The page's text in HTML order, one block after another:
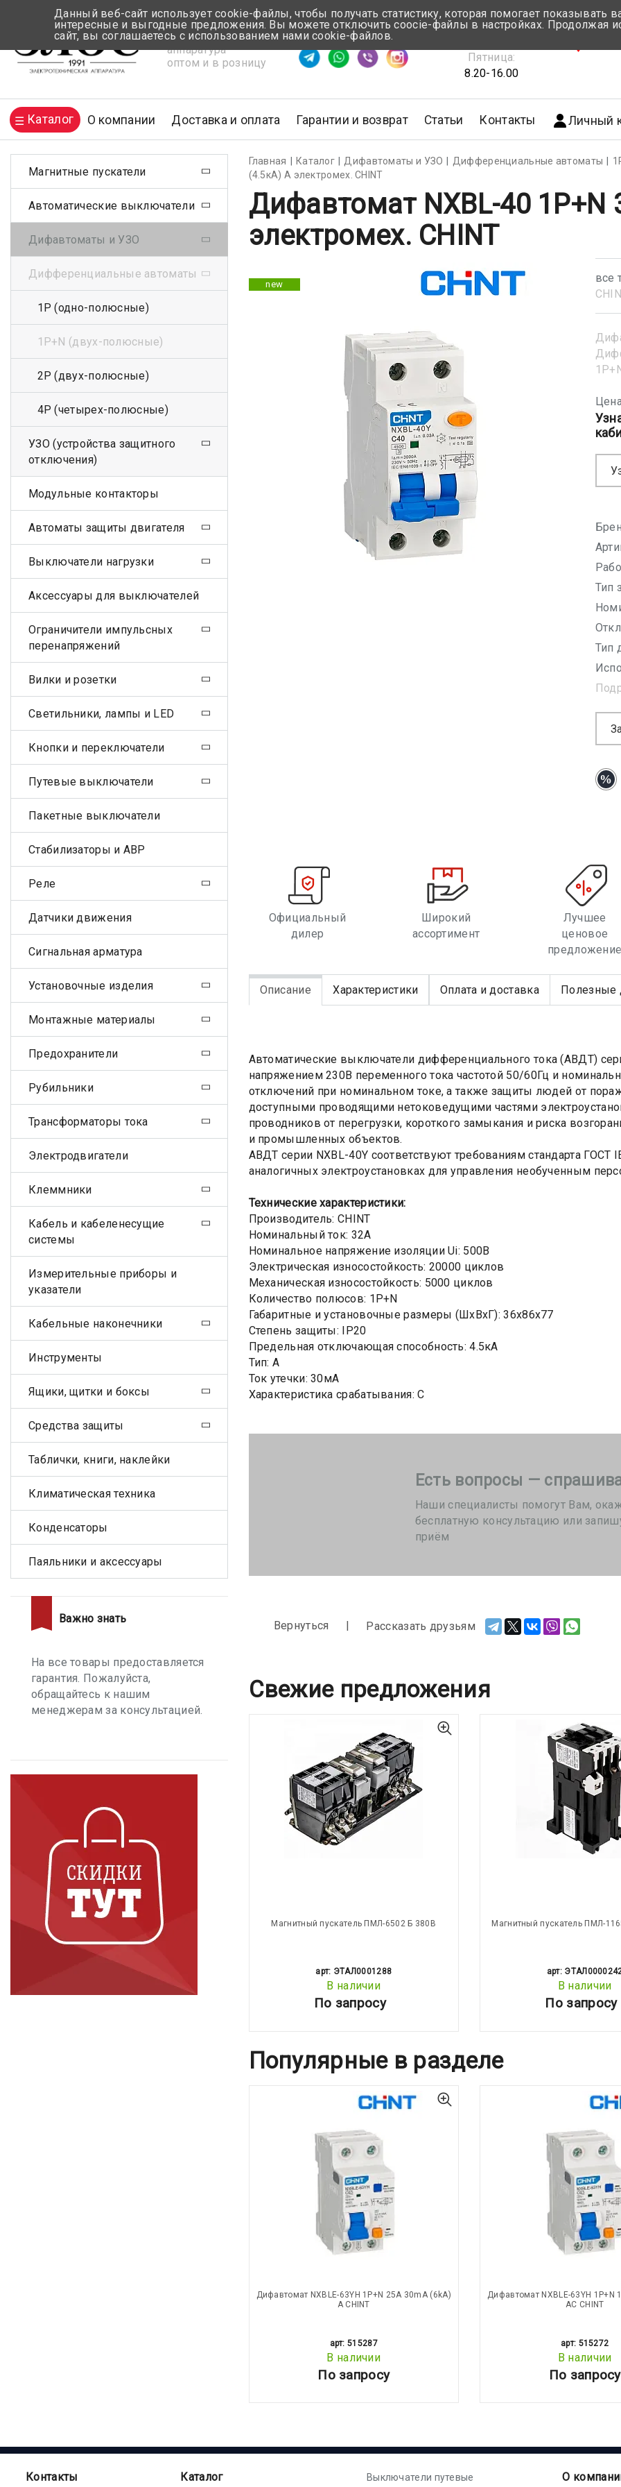
Электротехническая
аппаратура
оптом и в розницу
Время ответа ≈ 5 мин
Понедельник-Четверг:
Пятница:
8.20-16.00
Каталог О компании Доставка и оплата Гарантии и возврат Статьи Контакты Личный
Главная Каталог Дифавтоматы и УЗО Дифференциальные автоматы
(4.5кА) А электромех. CHINT
Дифавтомат NXBL-40 1P+N
электромех. CHINT
new
все
Тип
Тип
Официальный
дилер
Широкий
ассортимент
Лучшее
ценовое
предложение
Описание Характеристики Оплата и доставка Полезные
Автоматические выключатели дифференциального тока (АВДТ)
напряжением 230В переменного тока частотой 50/60Гц и
отключений при номинальном токе, а также защиты людей от
доступными проводящими нетоковедущими частями
проводников от перегрузки, короткого замыкания и риска
и промышленных объектов.
АВДТ серии NXBL-40Y соответствуют требованиям стандарта
аналогичных электроустановках для управления необученным
Технические характеристики:
Производитель: CHINT
Номинальный ток: 32А
Номинальное напряжение изоляции Ui: 500В
Электрическая износостойкость: 20000 циклов
Механическая износостойкость: 5000 циклов
Количество полюсов: 1P+N
Габаритные и установочные размеры (ШхВхГ): 36х86х77
Степень защиты: IP20
Предельная отключающая способность: 4.5кА
Тип: A
Ток утечки: 30мА
Характеристика срабатывания: C
Есть вопросы —
Наши специалисты помогут Вам,
бесплатную консультацию или
приём
Вернуться Рассказать друзьям
Свежие предложения
Магнитный пускатель ПМЛ-6502 Б 380В
арт: ЭТАЛ0001288
В наличии
По запросу
Магнитный пускатель ПМЛ-
арт:
В наличии
По запросу
Популярные в разделе
Дифавтомат NXBLE-63YH 1P+N 25А 30mA (6kA)
А CHINT
арт: 515287
В наличии
По запросу
Дифавтомат NXBLE-63YH 1P+N
АС CHINT
арт: 515272
В наличии
По запросу
Магнитные пускатели
Автоматические выключатели
Дифавтоматы и УЗО
Дифференциальные автоматы
1Р (одно-полюсные)
1Р+N (двух-полюсные)
2Р (двух-полюсные)
4Р (четырех-полюсные)
УЗО (устройства защитного
отключения)
Модульные контакторы
Автоматы защиты двигателя
Выключатели нагрузки
Аксессуары для выключателей
Ограничители импульсных
перенапряжений
Вилки и розетки
Светильники, лампы и LED
Кнопки и переключатели
Путевые выключатели
Пакетные выключатели
Стабилизаторы и АВР
Реле
Датчики движения
Сигнальная арматура
Установочные изделия
Монтажные материалы
Предохранители
Рубильники
Трансформаторы тока
Электродвигатели
Клеммники
Кабель и кабеленесущие
системы
Измерительные приборы и
указатели
Кабельные наконечники
Инструменты
Ящики, щитки и боксы
Средства защиты
Таблички, книги, наклейки
Климатическая техника
Конденсаторы
Паяльники и аксессуары
Важно знать
На все товары предоставляется
гарантия. Пожалуйста,
обращайтесь к нашим
менеджерам за консультацией.
Контакты Каталог Выключатели путевые О
Данный веб-сайт использует cookie-файлы, чтобы получать статистику, которая помогает показывать
интересные и выгодные предложения. Вы можете отключить coocie-файлы в настройках. Продолжая
сайт, вы соглашаетесь с использованием нами cookie-файлов.